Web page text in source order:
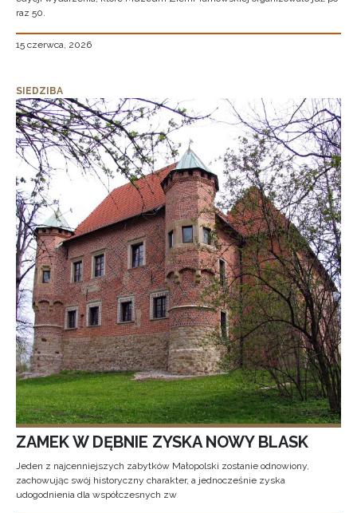
raz 50.
15 czerwca, 2026
SIEDZIBA
ZAMEK W DĘBNIE ZYSKA NOWY BLASK
Jeden z najcenniejszych zabytków Małopolski zostanie odnowiony,
zachowując swój historyczny charakter, a jednocześnie zyska
udogodnienia dla współczesnych zw